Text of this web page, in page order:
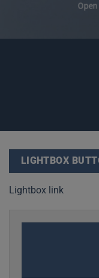
LIGHTBOX
Lightbox link